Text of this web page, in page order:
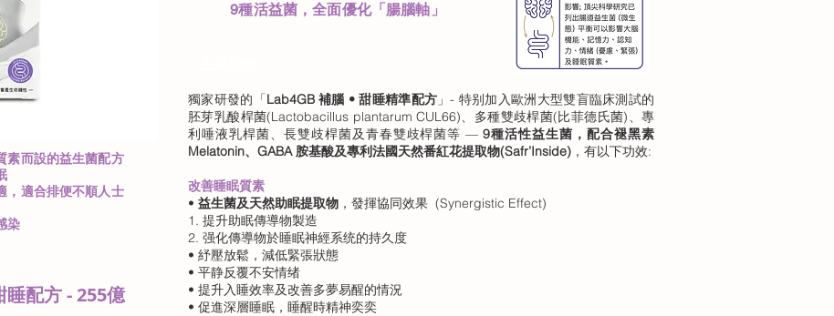
素而設的益生菌配方
，適合排便不順人士
染
配方 - 255億
9種活益菌，全面優化「腸腦軸」
獨家研發的「Lab4GB 補腦 • 甜睡精準配方 」- 特别加入歐洲大型雙盲臨床測試的
胚芽乳酸桿菌(Lactobacillus plantarum CUL66)、多種雙歧桿菌(比菲德氏菌)、專
利唾液乳桿菌、長雙歧桿菌及青春雙歧桿菌等 —9種活性益生菌，配合褪黑素
Melatonin、GABA 胺基酸及專利法國天然番紅花提取物(Safr’Inside) ，有以下功效:
改善睡眠質素
• 益生菌及天然助眠提取物 ，發揮協同效果 (Synergistic Effect)
1. 提升助眠傳導物製造
2. 强化傳導物於睡眠神經系统的持久度
• 紓壓放鬆，減低緊張狀態
• 平静反覆不安情绪
• 提升入睡效率及改善多夢易醒的情況
• 促進深層睡眠，睡醒時精神奕奕